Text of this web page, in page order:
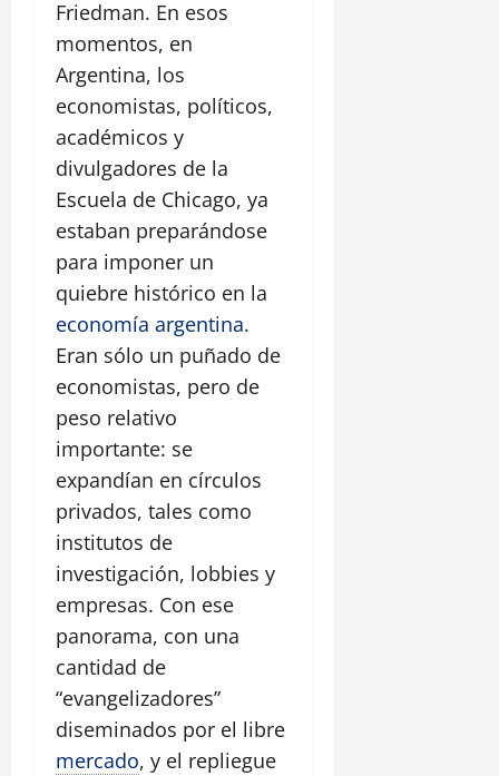
Friedman. En esos
momentos, en
Argentina, los
economistas, políticos,
académicos y
divulgadores de la
Escuela de Chicago, ya
estaban preparándose
para imponer un
quiebre histórico en la
economía argentina.
Eran sólo un puñado de
economistas, pero de
peso relativo
importante: se
expandían en círculos
privados, tales como
institutos de
investigación, lobbies y
empresas. Con ese
panorama, con una
cantidad de
“evangelizadores”
diseminados por el libre
mercado, y el repliegue